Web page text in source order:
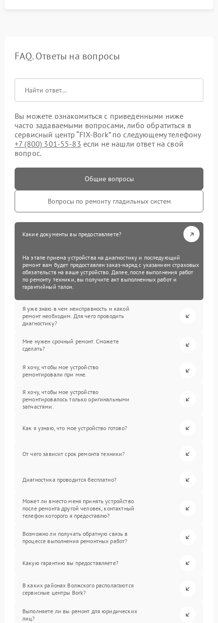
FAQ. Ответы на вопросы
Вы можете ознакомиться с приведенными ниже
часто задаваемыми вопросами, либо обратиться в
сервисный центр “FIX-Bork” по следующему телефону
+7 (800) 301-55-83 если не нашли ответ на свой
вопрос.
Общие вопросы
Вопросы по ремонту гладильных систем
Какие документы вы предоставляете?
На этапе приема устройства на диагностику и последующий
ремонт вам будет предоставлен заказ-наряд с указанием страховых
обязательств на ваше устройство. Далее, после выполнения работ
по ремонту техники, вы получите акт выполненных работ и
гарантийный талон.
Я уже знаю в чем неисправность и какой
ремонт необходим. Для чего проводить
диагностику?
Мне нужен срочный ремонт. Сможете
сделать?
Я хочу, чтобы мое устройство
ремонтировали при мне.
Я хочу, чтобы мое устройство
ремонтировалось только оригинальными
запчастями.
Как я узнаю, что мое устройство готово?
От чего зависит срок ремонта техники?
Диагностика проводится бесплатно?
Может ли вместо меня принять устройство
после ремонта другой человек, контактный
телефон которого я предоставлю?
Возможно ли получать обратную связь в
процессе выполнения ремонтных работ?
Какую гарантию вы предоставляете?
В каких районах Волжского располагаются
сервисные центры Bork?
Выполняете ли вы ремонт для юридических
лиц?